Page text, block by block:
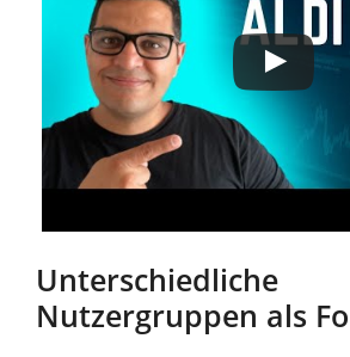
Unterschiedliche
Nutzergruppen als